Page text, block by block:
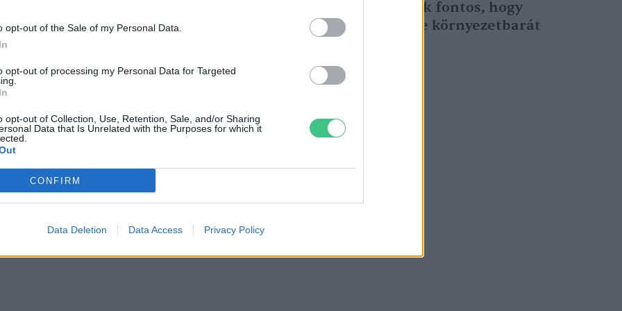
opt-out of the Sale of my Personal Data.
opt-out of processing my Personal Data for Targeted
opt-out of Collection, Use, Retention, Sale, and/or Sharing
Data that Is Unrelated with the Purposes for which it
CONFIRM
Data Deletion Data Access Privacy Policy
lesz elgondolkozni
többségének fontos, hogy
munkahelye környezetbarát
a fenntartható
is!
Gyula Bence